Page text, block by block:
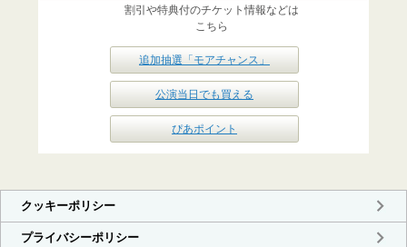
割引や特典付のチケット情報などは
こちら
追加抽選「モアチャンス」
公演当日でも買える
ぴあポイント